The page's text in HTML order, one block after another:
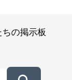
の掲示板